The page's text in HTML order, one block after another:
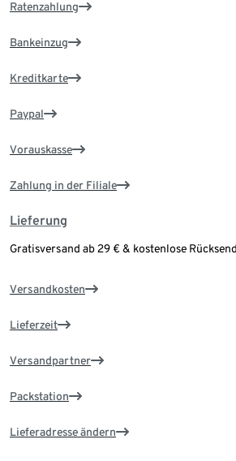
Ratenzahlung
Bankeinzug
Kreditkarte
Paypal
Vorauskasse
Zahlung in der Filiale
Lieferung
Gratisversand ab 29 € & kostenlose
Versandkosten
Lieferzeit
Versandpartner
Packstation
Lieferadresse ändern